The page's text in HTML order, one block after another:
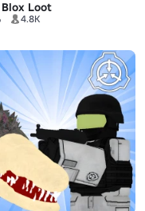
Loot
4.8K